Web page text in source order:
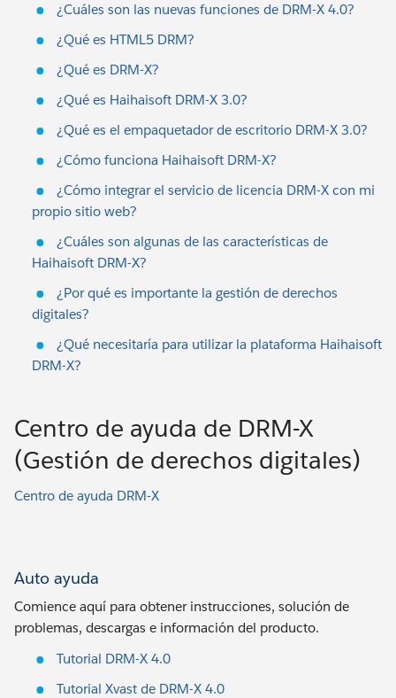
¿Cuáles son las nuevas funciones de DRM-X 4.0?
¿Qué es HTML5 DRM?
¿Qué es DRM-X?
¿Qué es Haihaisoft DRM-X 3.0?
¿Qué es el empaquetador de escritorio DRM-X 3.0?
¿Cómo funciona Haihaisoft DRM-X?
¿Cómo integrar el servicio de licencia DRM-X con mi
propio sitio web?
¿Cuáles son algunas de las características de
Haihaisoft DRM-X?
¿Por qué es importante la gestión de derechos
digitales?
¿Qué necesitaría para utilizar la plataforma Haihaisoft
DRM-X?
Centro de ayuda de DRM-X
(Gestión de derechos digitales)
Centro de ayuda DRM-X
Auto ayuda
Comience aquí para obtener instrucciones, solución de
problemas, descargas e información del producto.
Tutorial DRM-X 4.0
Tutorial Xvast de DRM-X 4.0